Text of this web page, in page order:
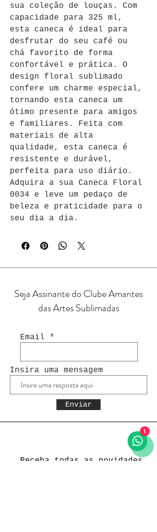
sua coleção de louças. Com
capacidade para 325 ml,
esta caneca é ideal para
desfrutar do seu café ou
chá favorito de forma
confortável e prática. O
design floral sublimado
confere um charme especial,
tornando esta caneca um
ótimo presente para amigos
e familiares. Feita com
materiais de alta
qualidade, esta caneca é
resistente e durável,
perfeita para uso diário.
Adquira a sua Caneca Floral
0034 e leve um pedaço de
beleza e praticidade para o
seu dia a dia.
Seja Assinante do Clube Amantes
das Artes Sublimadas
Email
Insira uma mensagem
Enviar
Receba todas as novidades
1